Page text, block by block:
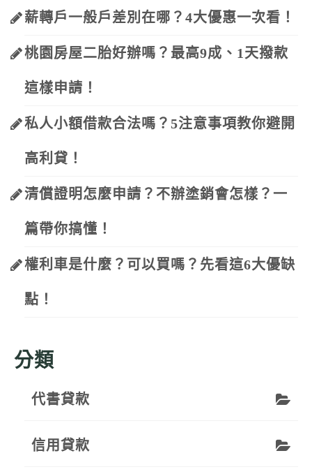
薪轉戶一般戶差別在哪？4大優惠一次看！
桃園房屋二胎好辦嗎？最高9成、1天撥款
這樣申請！
私人小額借款合法嗎？5注意事項教你避開
高利貸！
清償證明怎麼申請？不辦塗銷會怎樣？一
篇帶你搞懂！
權利車是什麼？可以買嗎？先看這6大優缺
點！
分類
代書貸款
信用貸款